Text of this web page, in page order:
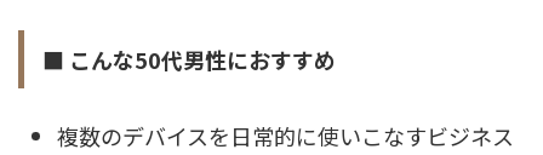
■ こんな50代男性におすすめ
複数のデバイスを日常的に使いこなすビジネス